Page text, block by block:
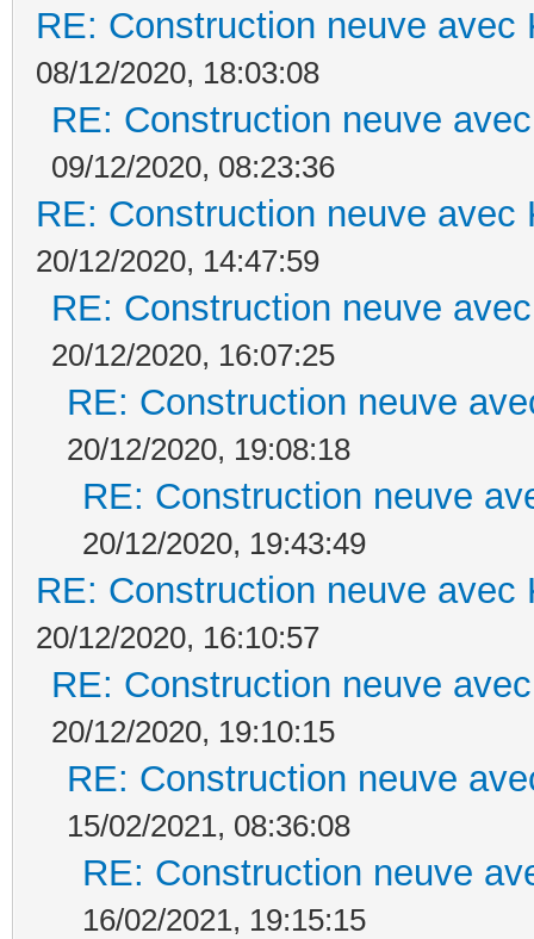
RE: Construction neuve avec
08/12/2020, 18:03:08
RE: Construction neuve
09/12/2020, 08:23:36
RE: Construction neuve avec
20/12/2020, 14:47:59
RE: Construction neuve
20/12/2020, 16:07:25
RE: Construction neuve
20/12/2020, 19:08:18
RE: Construction neuve
20/12/2020, 19:43:49
RE: Construction neuve avec
20/12/2020, 16:10:57
RE: Construction neuve
20/12/2020, 19:10:15
RE: Construction neuve
15/02/2021, 08:36:08
RE: Construction neuve
16/02/2021, 19:15:15